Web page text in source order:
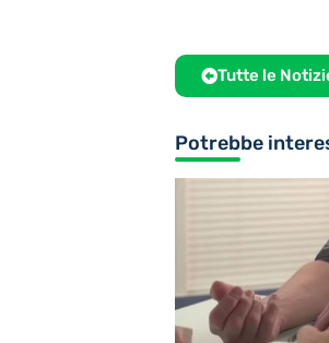
Tutte le
Potrebbe